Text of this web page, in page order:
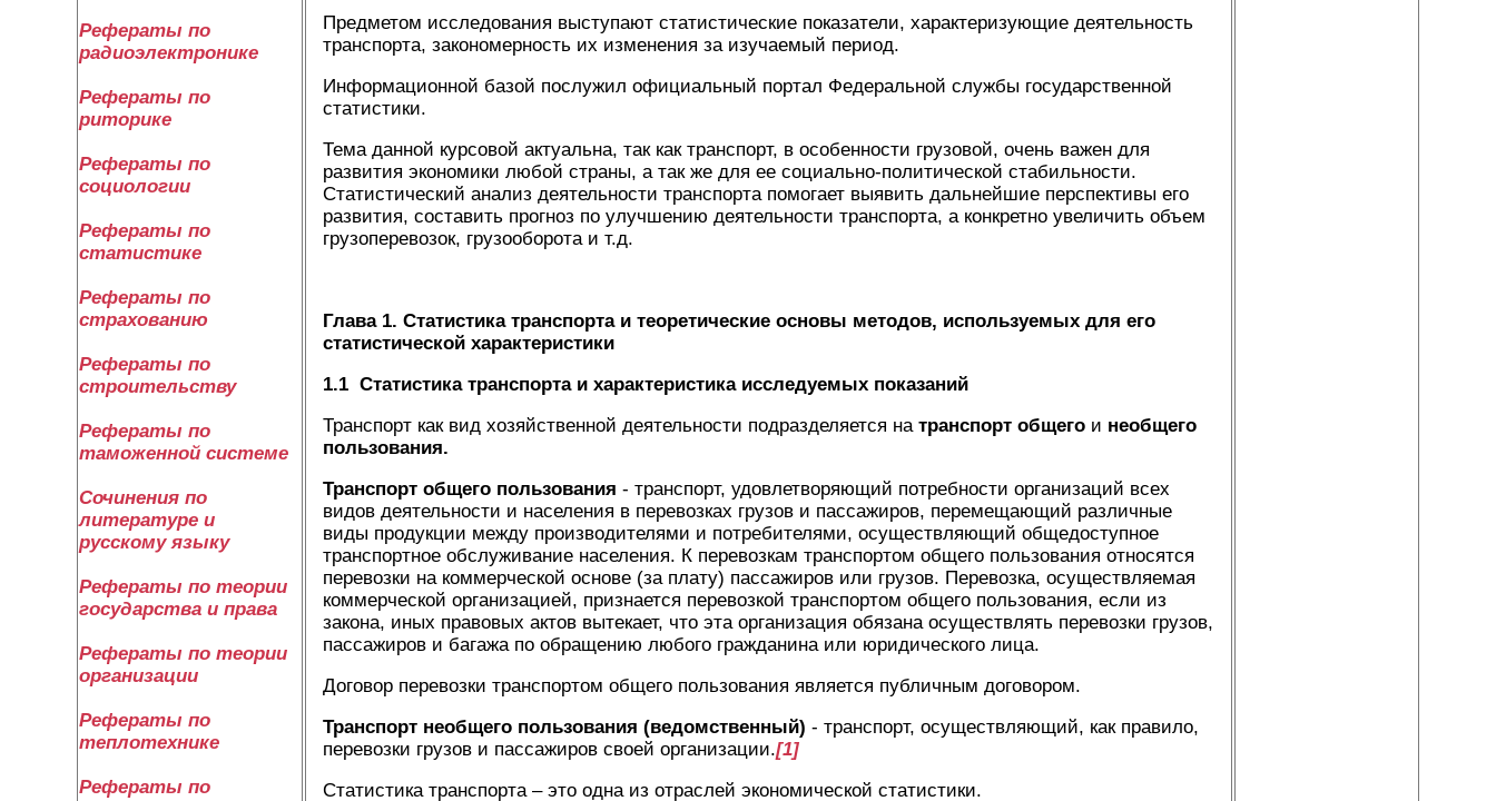
Рефераты по
радиоэлектронике
Рефераты по
риторике
Рефераты по
социологии
Рефераты по
статистике
Рефераты по
страхованию
Рефераты по
строительству
Рефераты по
таможенной системе
Сочинения по
литературе и
русскому языку
Рефераты по теории
государства и права
Рефераты по теории
организации
Рефераты по
теплотехнике
Рефераты по
Предметом исследования выступают статистические показатели, характеризующие деятельность
транспорта, закономерность их изменения за изучаемый период.
Информационной базой послужил официальный портал Федеральной службы государственной
статистики.
Тема данной курсовой актуальна, так как транспорт, в особенности грузовой, очень важен для
развития экономики любой страны, а так же для ее социально-политической стабильности.
Статистический анализ деятельности транспорта помогает выявить дальнейшие перспективы его
развития, составить прогноз по улучшению деятельности транспорта, а конкретно увеличить объем
грузоперевозок, грузооборота и т.д.
Глава 1. Статистика транспорта и теоретические основы методов, используемых для его
статистической характеристики
1.1 Статистика транспорта и характеристика исследуемых показаний
Транспорт как вид хозяйственной деятельности подразделяется на транспорт общего и необщего
пользования.
Транспорт общего пользования - транспорт, удовлетворяющий потребности организаций всех
видов деятельности и населения в перевозках грузов и пассажиров, перемещающий различные
виды продукции между производителями и потребителями, осуществляющий общедоступное
транспортное обслуживание населения. К перевозкам транспортом общего пользования относятся
перевозки на коммерческой основе (за плату) пассажиров или грузов. Перевозка, осуществляемая
коммерческой организацией, признается перевозкой транспортом общего пользования, если из
закона, иных правовых актов вытекает, что эта организация обязана осуществлять перевозки грузов,
пассажиров и багажа по обращению любого гражданина или юридического лица.
Договор перевозки транспортом общего пользования является публичным договором.
Транспорт необщего пользования (ведомственный) - транспорт, осуществляющий, как правило,
перевозки грузов и пассажиров своей организации.[1]
Статистика транспорта – это одна из отраслей экономической статистики.